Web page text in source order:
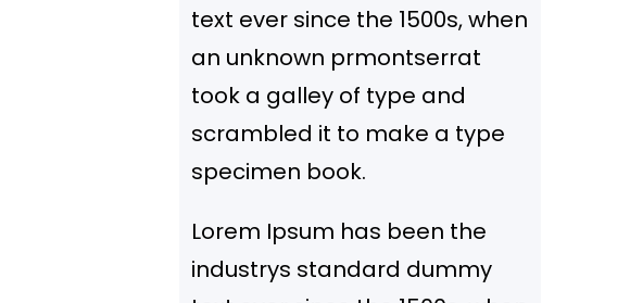
text ever since the 1500s, when
an unknown prmontserrat
took a galley of type and
scrambled it to make a type
specimen book.
Lorem Ipsum has been the
industrys standard dummy